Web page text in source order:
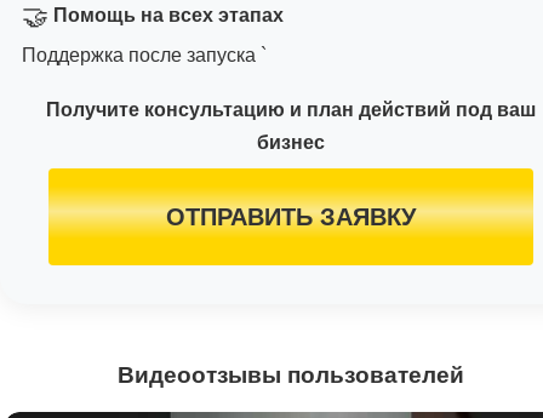
🤝 Помощь на всех этапах
Поддержка после запуска `
Получите консультацию и план действий под ваш
бизнес
ОТПРАВИТЬ ЗАЯВКУ
Видеоотзывы пользователей